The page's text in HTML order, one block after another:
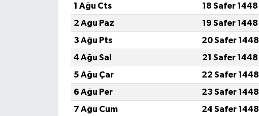
1 Ağu Cts
18 Safer 1448
2 Ağu Paz
19 Safer 1448
3 Ağu Pts
20 Safer 1448
4 Ağu Sal
21 Safer 1448
5 Ağu Çar
22 Safer 1448
6 Ağu Per
23 Safer 1448
7 Ağu Cum
24 Safer 1448